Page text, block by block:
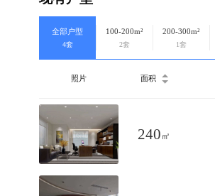
全部户型
4套
100-200m²
2套
200-300m²
1套
照片 面积
240 ㎡